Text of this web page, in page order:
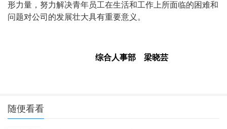
形力量，努力解决青年员工在生活和工作上所面临的困难和
问题对公司的发展壮大具有重要意义。
综合人事部 梁晓芸
随便看看